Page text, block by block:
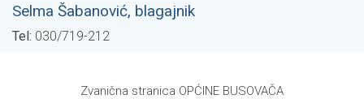
Selma Šabanović, blagajnik
Tel: 030/719-212
Zvanična stranica OPĆINE BUSOVAČA